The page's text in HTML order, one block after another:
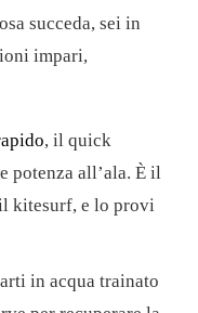
succeda, sei in
impari,
, il quick
potenza all’ala. È il
kitesurf, e lo provi
in acqua trainato